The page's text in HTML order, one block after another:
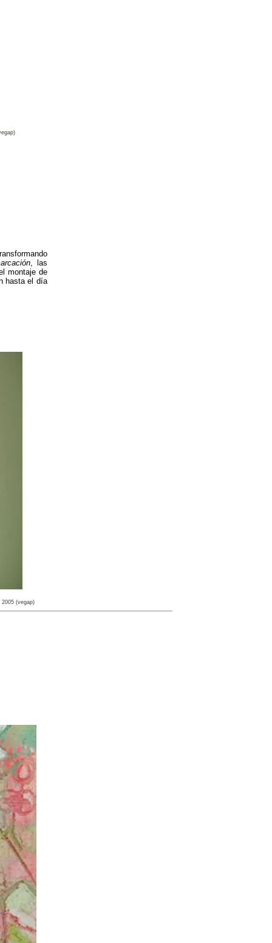
, las
montaje de
hasta el día
2005 (vegap)